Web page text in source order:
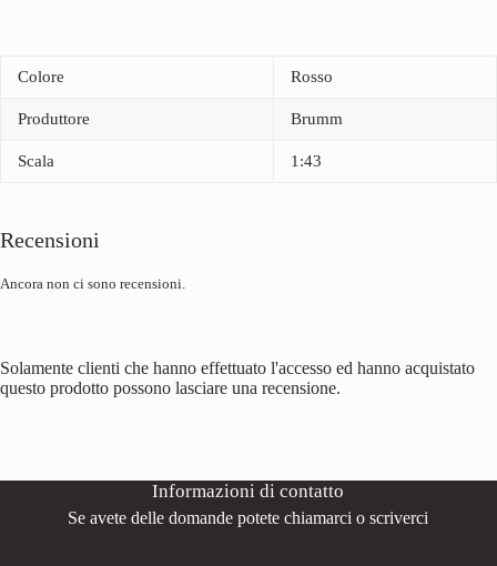
Colore Rosso
Produttore Brumm
Scala 1:43
Recensioni
Ancora non ci sono recensioni.
Solamente clienti che hanno effettuato l'accesso ed hanno acquistato
questo prodotto possono lasciare una recensione.
Informazioni di contatto
Se avete delle domande potete chiamarci o scriverci